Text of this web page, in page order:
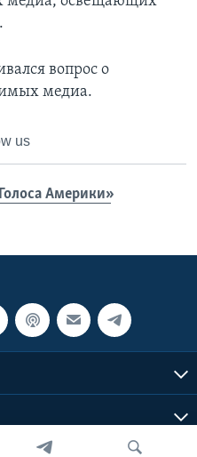
вопрос о
медиа.
us
Америки»